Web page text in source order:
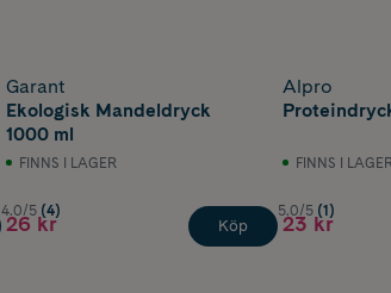
Garant
Ekologisk Mandeldryck
1000 ml
FINNS I LAGER
4.0/5 (4)
26 kr Köp
Alpro
FINNS I
5.0/5 (1)
23 kr